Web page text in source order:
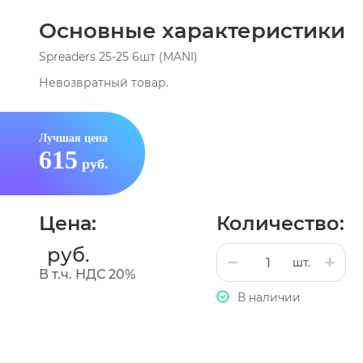
Основные характеристики
Spreaders 25-25 6шт (MANI)
Невозвратный товар.
Лучшая цена
615 руб.
Цена:
руб.
В т.ч. НДС 20%
Количество:
шт.
В наличии